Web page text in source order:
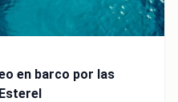
en barco por las